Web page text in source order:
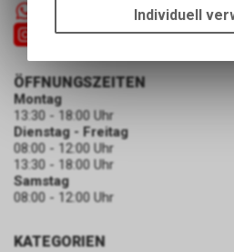
KATEGORIEN
ÖFFNUNGSZEITEN
Montag
13:30 - 18:00 Uhr
Dienstag - Freitag
08:00 - 12:00 Uhr
13:30 - 18:00 Uhr
Samstag
08:00 - 12:00 Uhr
um die
Funktionen
Individuell